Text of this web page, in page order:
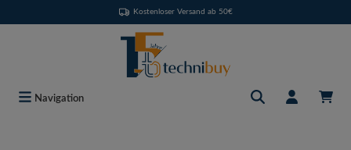
Kostenloser Versand ab 50€
Navigation